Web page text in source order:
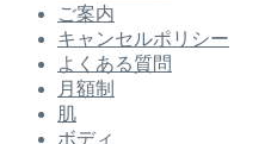
ご案内
キャンセルポリシー
よくある質問
月額制
肌
ボディ